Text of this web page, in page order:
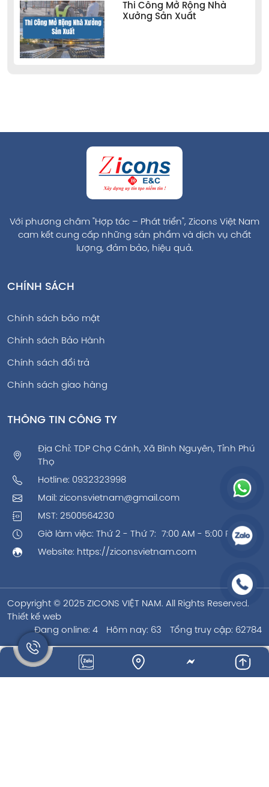
Thi Công Mở Rộng Nhà
Xưởng Sản Xuất
Với phương châm "Hợp tác – Phát triển", Zicons Việt Nam
cam kết cung cấp những sản phẩm và dịch vụ chất
lượng, đảm bảo, hiệu quả.
CHÍNH SÁCH
Chính sách bảo mật
Chính sách Bảo Hành
Chính sách đổi trả
Chính sách giao hàng
THÔNG TIN CÔNG TY
Địa Chỉ: TDP Chợ Cánh, Xã Bình Nguyên, Tỉnh Phú
Thọ
Hotline: 0932323998
Mail: ziconsvietnam@gmail.com
MST: 2500564230
Giờ làm việc: Thứ 2 - Thứ 7: 7:00 AM - 5:00 PM
Website: https://ziconsvietnam.com
Copyright © 2025 ZICONS VIỆT NAM. All Rights Reserved.
Thiết kế web
Đang online: 4
Hôm nay: 63 Tổng truy cập: 62784